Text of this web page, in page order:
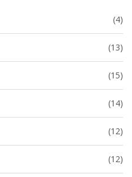
(4)
(13)
(15)
(14)
(12)
(12)